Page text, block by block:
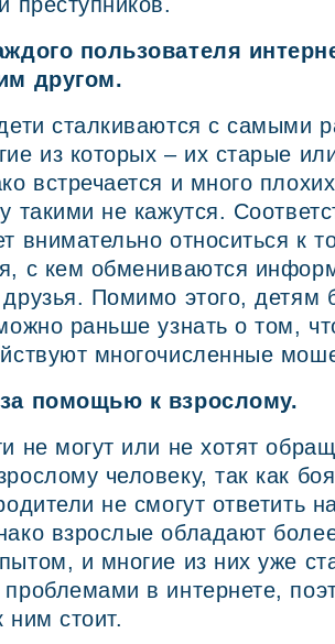
пользователя
другом.
сталкиваются с самыми
из которых – их старые
встречается и много
такими не кажутся.
внимательно относиться к
с кем обмениваются
Помимо этого, детям
раньше узнать о том,
многочисленные
помощью к взрослому.
не могут или не хотят
человеку, так как
не смогут ответить
взрослые обладают
и многие из них уже
в интернете,
ним стоит.